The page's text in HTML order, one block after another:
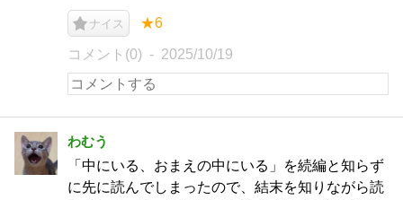
ナイス ★6
コメント(0) 2025/10/19
わむう
「中にいる、おまえの中にいる」を続編と知らず
に先に読んでしまったので、結末を知りながら読